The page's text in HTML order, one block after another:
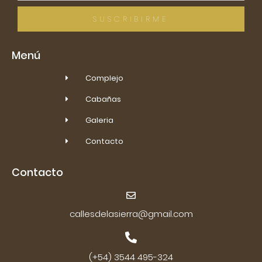
SUSCRIBIRME
Menú
Complejo
Cabañas
Galeria
Contacto
Contacto
callesdelasierra@gmail.com
(+54) 3544 495-324